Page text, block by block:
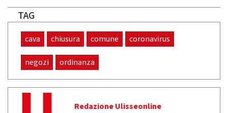
TAG
cava chiusura comune coronavirus
negozi ordinanza
Redazione Ulisseonline